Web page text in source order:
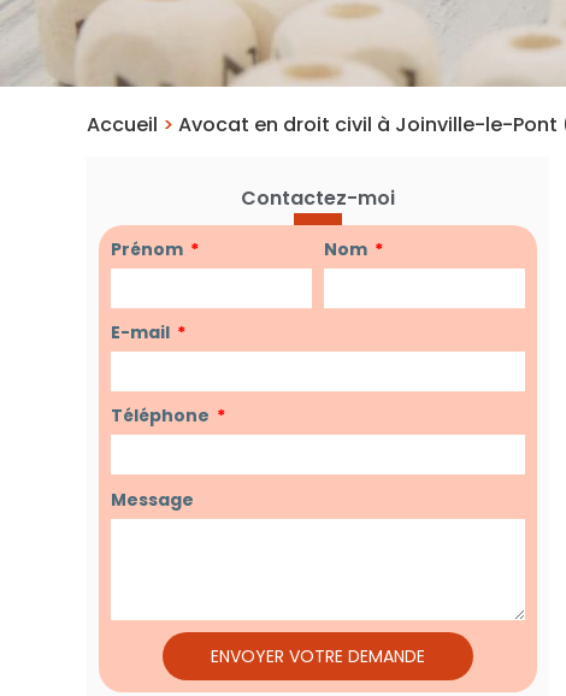
Accueil > Avocat en droit civil à Joinville-le-Pont
Contactez-moi
Prénom Nom
E-mail
Téléphone
Message
ENVOYER VOTRE DEMANDE